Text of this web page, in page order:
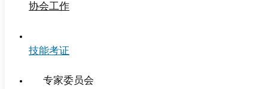
协会工作
技能考证
专家委员会